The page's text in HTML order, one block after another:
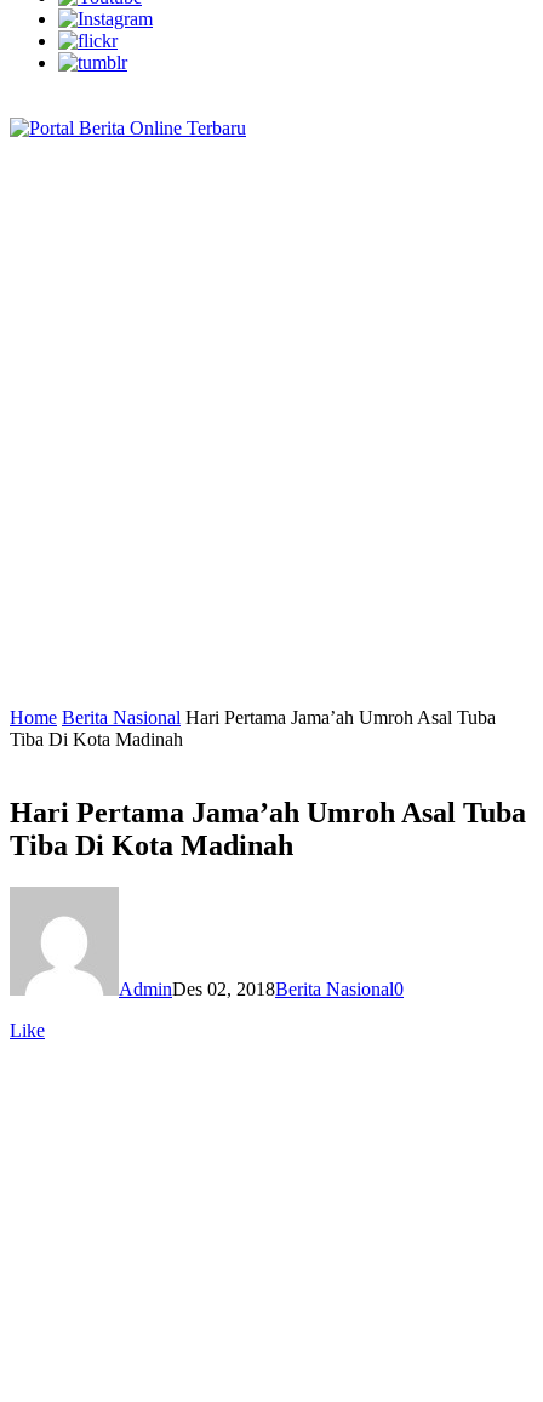
Home Berita Nasional Hari Pertama Jama’ah Umroh Asal Tuba
Tiba Di Kota Madinah
Hari Pertama Jama’ah Umroh Asal Tuba
Tiba Di Kota Madinah
AdminDes 02, 2018Berita Nasional0
Like